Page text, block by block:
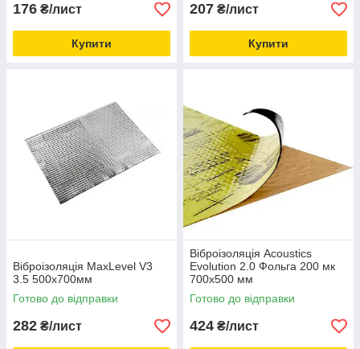
176 ₴/лист
Купити
207 ₴/лист
Купити
Віброізоляція MaxLevel V3
3.5 500х700мм
Готово до відправки
282 ₴/лист
Віброізоляція Acoustics
Evolution 2.0 Фольга 200 мк
700х500 мм
Готово до відправки
424 ₴/лист